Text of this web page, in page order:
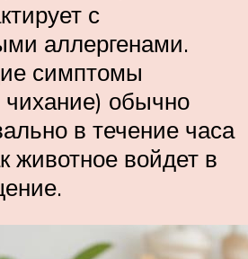
с
аллергенами.
симптомы
чихание) обычно
в течение часа
животное войдет в